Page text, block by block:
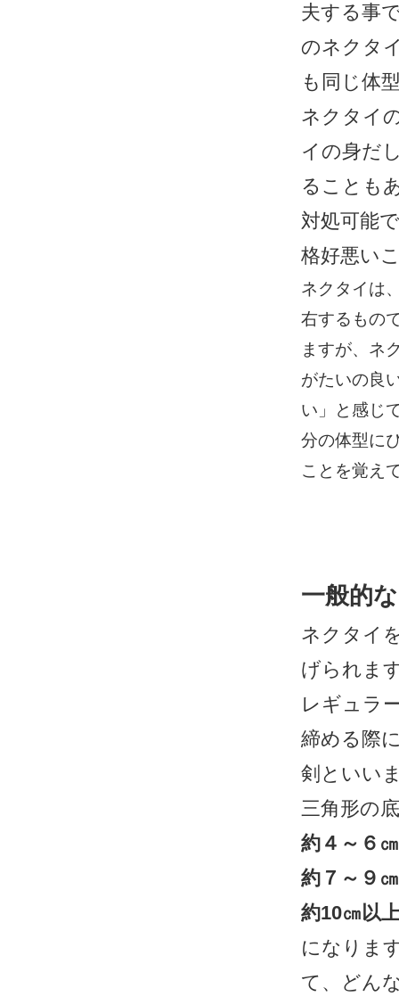
夫する事
のネクタ
も同じ体
ネクタイ
イの身だ
ることも
対処可能
格好悪い
ネクタイは
右するもの
ますが、ネ
がたいの良
い」と感じ
分の体型に
ことを覚え
一般的
ネクタイ
げられま
レギュラ
締める際
剣といい
三角形の
約４～６
約７～９
約10㎝以
になりま
て、どん